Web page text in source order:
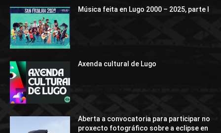
Música feita en Lugo 2000 – 2025, parte I
Axenda cultural de Lugo
Aberta a convocatoria para participar no
proxecto fotográfico sobre a eclipse en